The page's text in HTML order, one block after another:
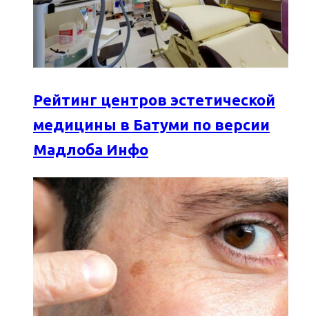
Рейтинг центров эстетической
медицины в Батуми по версии
Мадлоба Инфо